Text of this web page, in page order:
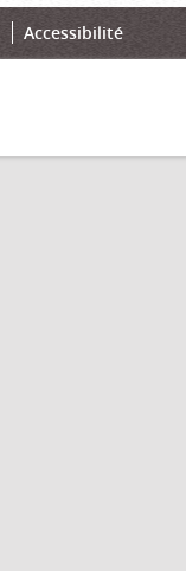
Accessibilité